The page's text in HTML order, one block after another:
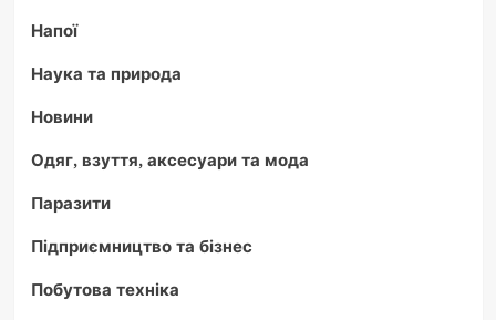
Напої
Наука та природа
Новини
Одяг, взуття, аксесуари та мода
Паразити
Підприємництво та бізнес
Побутова техніка